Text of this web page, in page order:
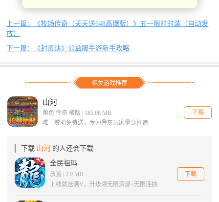
上一篇：《牧场传奇（天天送648高爆版）》五一限时时装（自动发
放）
下一篇：《封灵诀》公益服手游新手攻略
相关游戏推荐
山河
角色 传奇 横版 | 185.08 MB
唯一赞助免费送，专为骨灰玩家量身打造
下载
下载 山河 的人还会下载
全民祖玛
放置 | 2.9 MB
上线就送满V，升级领无限资源+无限连抽
下载